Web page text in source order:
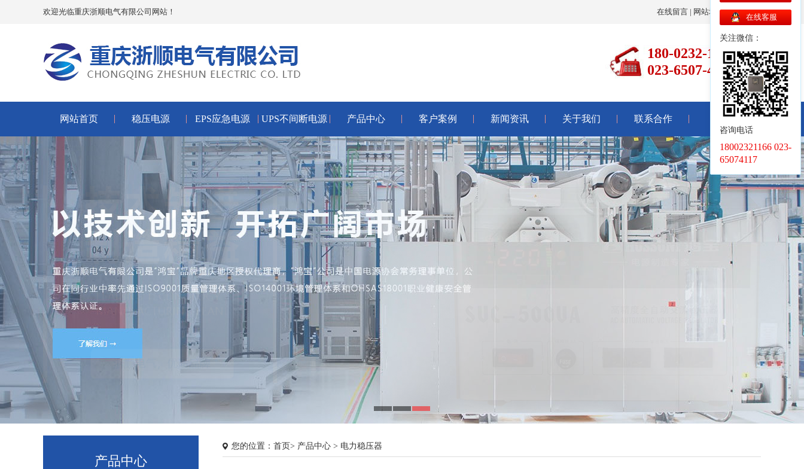
在线留言 | 网站地图|联系我们
欢迎光临重庆浙顺电气有限公司网站！
180-0232-1166
023-6507-4117
网站首页 稳压电源 EPS应急电源 UPS不间断电源 产品中心 客户案例 新闻资讯 关于我们 联系合作
产品中心
您的位置： 首页> 产品中心 > 电力稳压器
在线客服
关注微信：
咨询电话
18002321166 023-
65074117